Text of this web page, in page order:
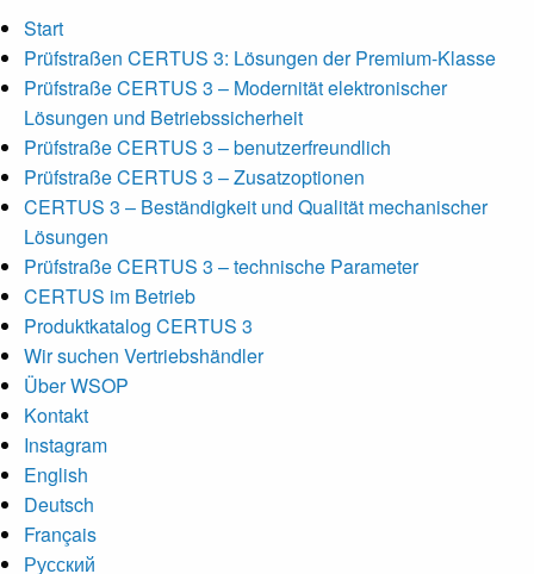
Start
Prüfstraßen CERTUS 3: Lösungen der Premium-Klasse
Prüfstraße CERTUS 3 – Modernität elektronischer
Lösungen und Betriebssicherheit
Prüfstraße CERTUS 3 – benutzerfreundlich
Prüfstraße CERTUS 3 – Zusatzoptionen
CERTUS 3 – Beständigkeit und Qualität mechanischer
Lösungen
Prüfstraße CERTUS 3 – technische Parameter
CERTUS im Betrieb
Produktkatalog CERTUS 3
Wir suchen Vertriebshändler
Über WSOP
Kontakt
Instagram
English
Deutsch
Français
Русский